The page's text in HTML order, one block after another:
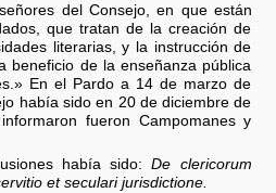
del Consejo, en que están
que tratan de la creación de
literarias, y la instrucción de
beneficio de la enseñanza pública
En el Pardo a 14 de marzo de
había sido en 20 de diciembre de
fueron Campomanes y
había sido:De clericorum
et seculari jurisdictione.